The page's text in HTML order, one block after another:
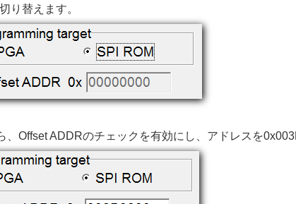
り替えます。
、Offset ADDRのチェックを有効にし、アドレスを